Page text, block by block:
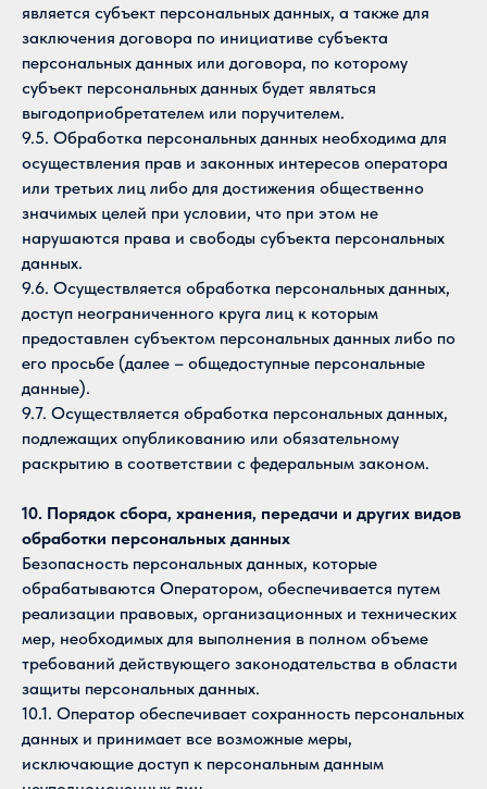
является субъект персональных данных, а также для
заключения договора по инициативе субъекта
персональных данных или договора, по которому
субъект персональных данных будет являться
выгодоприобретателем или поручителем.
9.5. Обработка персональных данных необходима для
осуществления прав и законных интересов оператора
или третьих лиц либо для достижения общественно
значимых целей при условии, что при этом не
нарушаются права и свободы субъекта персональных
данных.
9.6. Осуществляется обработка персональных данных,
доступ неограниченного круга лиц к которым
предоставлен субъектом персональных данных либо по
его просьбе (далее – общедоступные персональные
данные).
9.7. Осуществляется обработка персональных данных,
подлежащих опубликованию или обязательному
раскрытию в соответствии с федеральным законом.
10. Порядок сбора, хранения, передачи и других видов
обработки персональных данных
Безопасность персональных данных, которые
обрабатываются Оператором, обеспечивается путем
реализации правовых, организационных и технических
мер, необходимых для выполнения в полном объеме
требований действующего законодательства в области
защиты персональных данных.
10.1. Оператор обеспечивает сохранность персональных
данных и принимает все возможные меры,
исключающие доступ к персональным данным